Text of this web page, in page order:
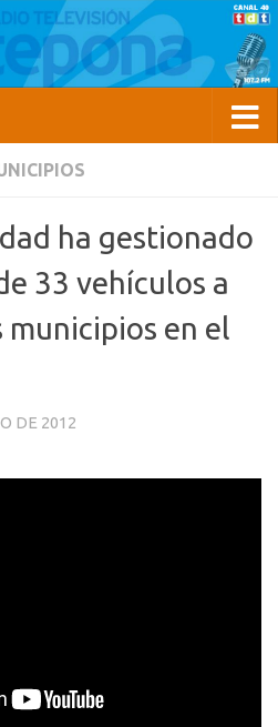
ha gestionado
33 vehículos a
en el
DE 2012